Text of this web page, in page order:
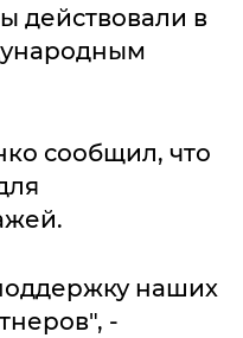
действовали в
сообщил, что
наших
-